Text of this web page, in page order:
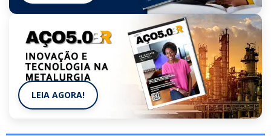
LEIA AGORA!